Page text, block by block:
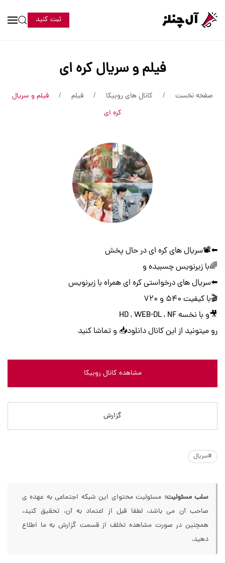
ثبت کنید
فیلم و سریال کره ای
صفحه نخست کانال های روبیکا فیلم
فیلم و سریال
کره ای
⬅️📽سریال های کره ای در حال پخش
🌈با زیرنویس چسبیده و
⬅️سریال های درخواستی کره ای همراه با زیرنویس
🎬با کیفیت 540 و 720
🎥و با نخسه HD , WEB-DL , NF
رو میتونید از این کانال دانلود📥 و تماشا کنید
مشاهده کانال روبیکا
گزارش
#سریال
سلب مسئولیت: مسئولیت محتوای این شبکه اجتماعی به عهده ی
صاحب آن می باشد، لطفا قبل از اعتماد به آن، تحقیق کنید،
همچنین در صورت مشاهده تخلف از قسمت گزارش به ما اطلاع
دهید.